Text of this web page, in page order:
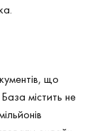
що
містить не